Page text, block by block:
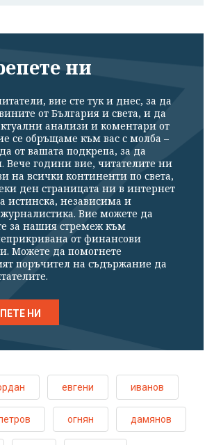
ни
вие сте тук и днес, за да
от България и света, и да
анализи и коментари от
се обръщаме към вас с молба –
от вашата подкрепа, за да
години вие, читателите ни
на всички континенти по света,
ден страницата ни в интернет
истинска, независима и
журналистика. Вие можете да
за нашия стремеж към
от финансови
Можете да помогнете
поръчител на съдържание да
НИ
евгени иванов
огнян дамянов